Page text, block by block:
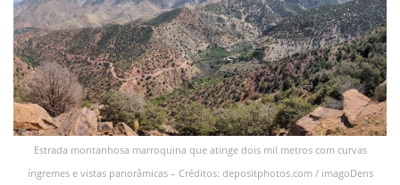
Estrada montanhosa marroquina que atinge dois mil metros com curvas
íngremes e vistas panorâmicas – Créditos: depositphotos.com / imagoDens